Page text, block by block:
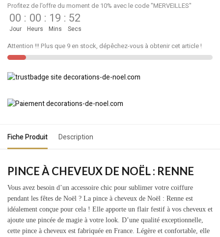
Profitez de l'offre du moment de 10% avec le code "MERVEILLES"
00
Jour
: 00
Heurs
: 19
Mins
: 52
Secs
Attention !!! Plus que 9 en stock, dépêchez-vous à obtenir cet article !
Fiche Produit Description
PINCE À CHEVEUX DE NOËL : RENNE
Vous avez besoin d’un accessoire chic pour sublimer votre coiffure
pendant les fêtes de Noël ? La pince à cheveux de Noël : Renne est
idéalement conçue pour cela ! Elle apporte un flair festif à vos cheveux et
ajoute une pincée de magie à votre look. D’une qualité exceptionnelle,
cette pince à cheveux est fabriquée en France. Légère et confortable, elle